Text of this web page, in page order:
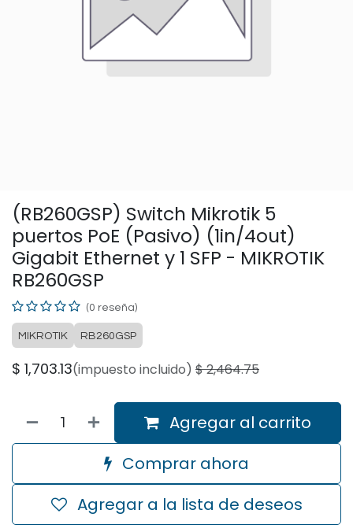
(RB260GSP) Switch Mikrotik 5
puertos PoE (Pasivo) (1in/4out)
Gigabit Ethernet y 1 SFP - MIKROTIK
RB260GSP
(0 reseña)
MIKROTIK RB260GSP
$ 1,703.13(impuesto incluido) $2,464.75
Agregar al carrito
Comprar ahora
Agregar a la lista de deseos